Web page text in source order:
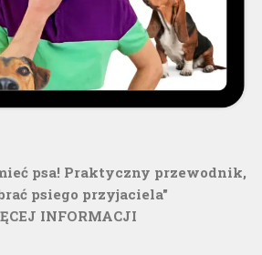
psa! Praktyczny przewodnik,
psiego przyjaciela"
INFORMACJI